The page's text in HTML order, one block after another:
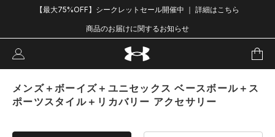
【最大75%OFF】シークレットセール開催中 ｜ 詳細はこちら
商品のお届けに関するお知らせ
メンズ＋ボーイズ＋ユニセックス ベースボール＋ス
ポーツスタイル＋リカバリー アクセサリー